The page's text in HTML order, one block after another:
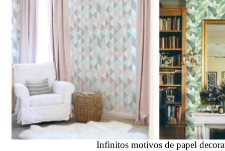
Infinitos motivos de papel